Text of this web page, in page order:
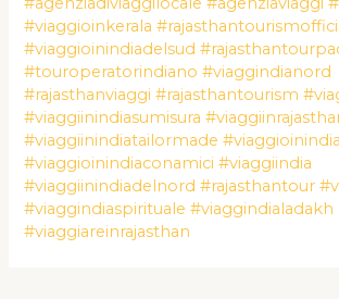
#viaggioinkerala
#viaggioinindiadelsud
#touroperatorindiano #viaggindianord
#rajasthanviaggi #rajasthantourism
#viaggiinindiasumisura
#viaggiinindiatailormade #viaggioinindia
#viaggioinindiaconamici #viaggiindia
#viaggiinindiadelnord #rajasthantour
#viaggindiaspirituale #viaggindialadakh
#viaggiareinrajasthan